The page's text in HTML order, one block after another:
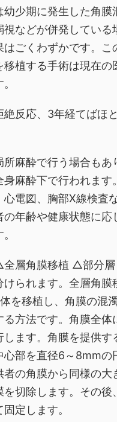
幼少期に発生した角膜
視などが併発している
はごくわずかです。こ
移植する手術は現在の
反応、3年経てばほ
麻酔で行う場合もあ
身麻酔下で行われます
心電図、胸部X線検査
の年齢や健康状態に応
層角膜移植 △部分層
けられます。全層角膜
を移植し、角膜の混
る方法です。角膜全体
します。角膜を提供す
心部を直径6～8mmの
者の角膜から同様の大
を切除します。その後
定します。